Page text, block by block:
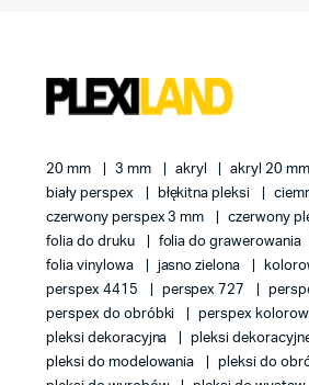
20 mm 3 mm akryl akryl 20 mm
biały perspex
błękitna pleksi
czerwony perspex 3 mm
czerwony
folia do druku
folia do grawerowania
folia vinylowa
jasno zielona
perspex 4415
perspex 727
perspex do obróbki
perspex
pleksi dekoracyjna
pleksi
pleksi do modelowania
pleksi do